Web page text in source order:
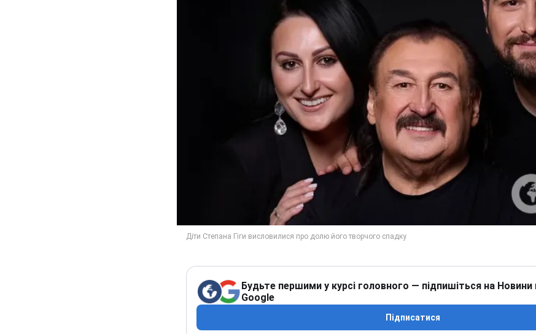
Будьте першими у курсі головного — підпишіться на Новини
Google
Підписатися